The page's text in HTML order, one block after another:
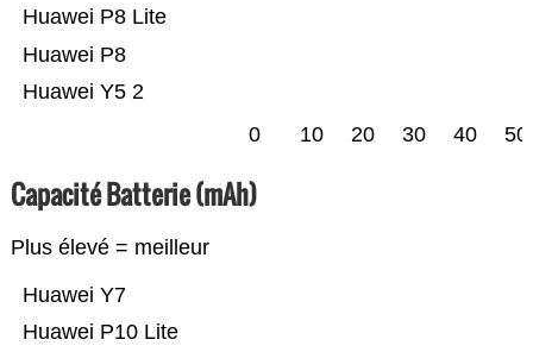
Huawei Y5 2
Huawei P8
Huawei P8 Lite
0 10 20 30 40 50
Capacité Batterie (mAh)
Plus élevé = meilleur
Huawei P10 Lite
Huawei Y7